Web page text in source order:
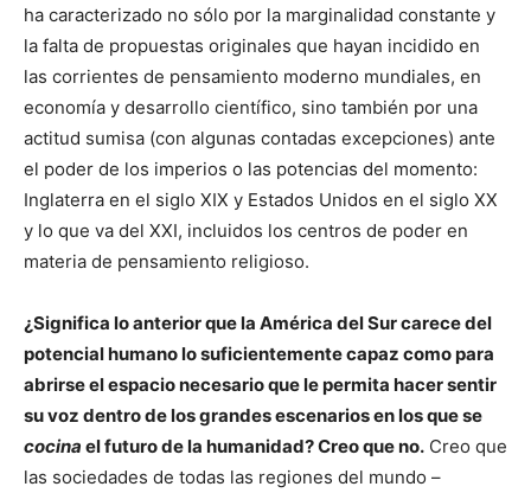
ha caracterizado no sólo por la marginalidad constante y
la falta de propuestas originales que hayan incidido en
las corrientes de pensamiento moderno mundiales, en
economía y desarrollo científico, sino también por una
actitud sumisa (con algunas contadas excepciones) ante
el poder de los imperios o las potencias del momento:
Inglaterra en el siglo XIX y Estados Unidos en el siglo XX
y lo que va del XXI, incluidos los centros de poder en
materia de pensamiento religioso.
¿Significa lo anterior que la América del Sur carece del
potencial humano lo suficientemente capaz como para
abrirse el espacio necesario que le permita hacer sentir
su voz dentro de los grandes escenarios en los que se
cocina el futuro de la humanidad? Creo que no. Creo que
las sociedades de todas las regiones del mundo –